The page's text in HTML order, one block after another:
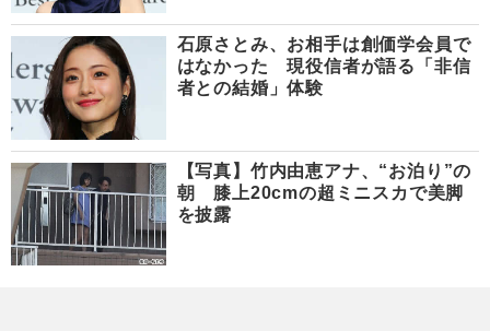
石原さとみ、お相手は創価学会員で
はなかった 現役信者が語る「非信
者との結婚」体験
【写真】竹内由恵アナ、“お泊り”の
朝 膝上20cmの超ミニスカで美脚
を披露